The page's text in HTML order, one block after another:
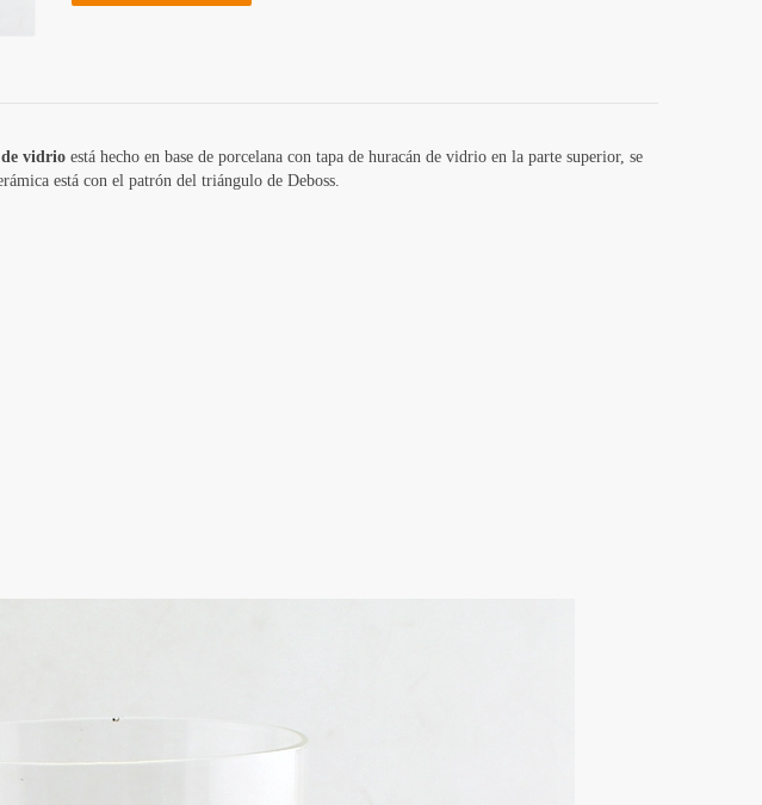
de vidrio está hecho en base de porcelana con tapa de huracán de vidrio en la parte superior, se
está con el patrón del triángulo de Deboss.